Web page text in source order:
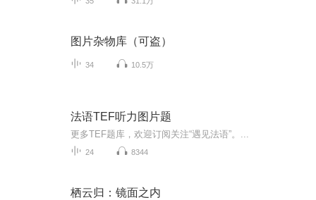
图片杂物库（可盗）
34 10.5万
法语TEF听力图片题
更多TEF题库，欢迎订阅关注“遇见法语”。...
24 8344
栖云归：镜面之内